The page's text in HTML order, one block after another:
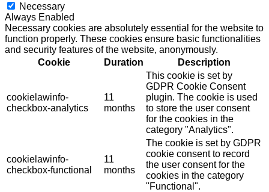
Necessary
Always Enabled
Necessary cookies are absolutely essential for the website to
function properly. These cookies ensure basic functionalities
and security features of the website, anonymously.
Cookie
Duration Description
cookielawinfo-
checkbox-analytics
11
months
This cookie is set by
GDPR Cookie Consent
plugin. The cookie is used
to store the user consent
for the cookies in the
category "Analytics".
cookielawinfo-
checkbox-functional
11
months
The cookie is set by GDPR
cookie consent to record
the user consent for the
cookies in the category
"Functional".